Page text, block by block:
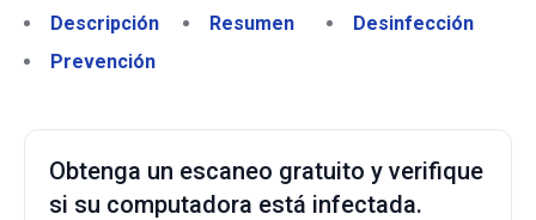
Descripción
Resumen
Desinfección
Prevención
Obtenga un escaneo gratuito y verifique
si su computadora está infectada.